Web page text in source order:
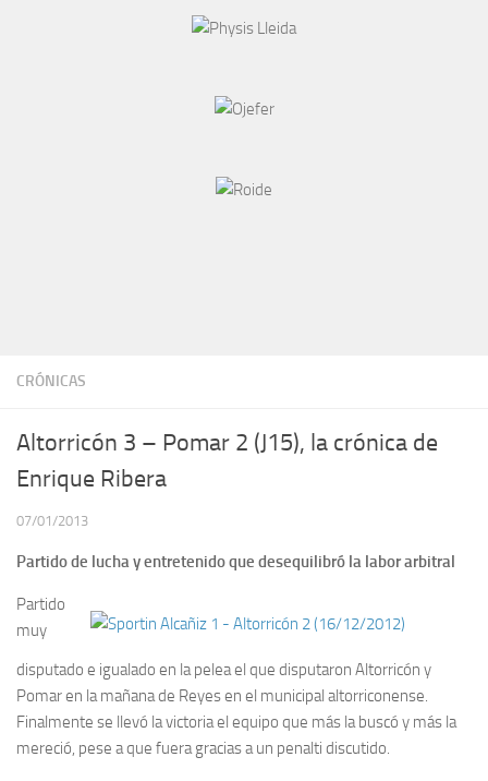
CRÓNICAS
Altorricón 3 – Pomar 2 (J15), la crónica de
Enrique Ribera
07/01/2013
Partido de lucha y entretenido que desequilibró la labor arbitral
Partido
muy
disputado e igualado en la pelea el que disputaron Altorricón y
Pomar en la mañana de Reyes en el municipal altorriconense.
Finalmente se llevó la victoria el equipo que más la buscó y más la
mereció, pese a que fuera gracias a un penalti discutido.